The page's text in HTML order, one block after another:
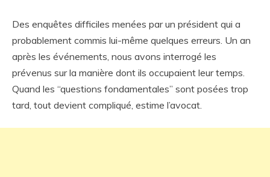
Des enquêtes difficiles menées par un président qui a
probablement commis lui-même quelques erreurs. Un an
après les événements, nous avons interrogé les
prévenus sur la manière dont ils occupaient leur temps.
Quand les “questions fondamentales” sont posées trop
tard, tout devient compliqué, estime l’avocat.